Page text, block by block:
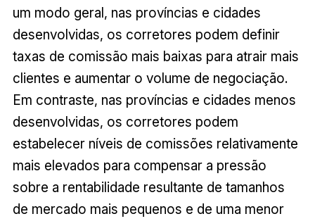
um modo geral, nas províncias e cidades
desenvolvidas, os corretores podem definir
taxas de comissão mais baixas para atrair mais
clientes e aumentar o volume de negociação.
Em contraste, nas províncias e cidades menos
desenvolvidas, os corretores podem
estabelecer níveis de comissões relativamente
mais elevados para compensar a pressão
sobre a rentabilidade resultante de tamanhos
de mercado mais pequenos e de uma menor